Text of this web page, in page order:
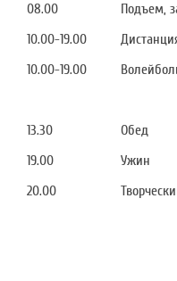
08.00
10.00-19.00
10.00-19.00
13.30
19.00
20.00
Подъем,
Обед
Ужин